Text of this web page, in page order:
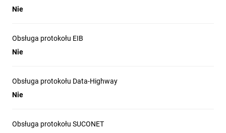
Nie
Obsługa protokołu EIB
Nie
Obsługa protokołu Data-Highway
Nie
Obsługa protokołu SUCONET